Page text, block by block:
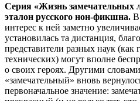
Серия «Жизнь замечательных
эталон русского нон-фикшна. В
интерес к ней заметно
установилась та дистанция,
представители разных наук (как
технических) могут вполне
о своих героях. Другими
«замечательный» вновь
первоначальное значение: